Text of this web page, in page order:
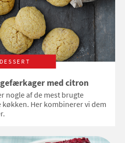
DESSERT
med citron
nogle af de mest brugte
Her kombinerer vi dem